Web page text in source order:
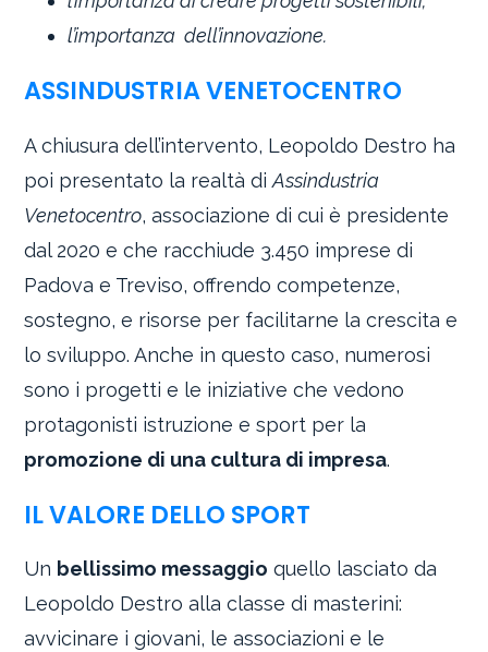
l’importanza dell’innovazione.
ASSINDUSTRIA VENETOCENTRO
A chiusura dell’intervento, Leopoldo Destro ha
poi presentato la realtà diAssindustria
Venetocentro, associazione di cui è presidente
dal 2020 e che racchiude 3.450 imprese di
Padova e Treviso, offrendo competenze,
sostegno, e risorse per facilitarne la crescita e
lo sviluppo. Anche in questo caso, numerosi
sono i progetti e le iniziative che vedono
protagonisti istruzione e sport per la
promozione di una cultura di impresa.
IL VALORE DELLO SPORT
Un bellissimo messaggio quello lasciato da
Leopoldo Destro alla classe di masterini:
avvicinare i giovani, le associazioni e le